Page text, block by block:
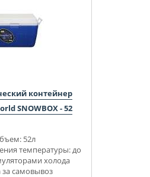
контейнер
SNOWBOX - 52
52л
температуры: до
холода
за самовывоз